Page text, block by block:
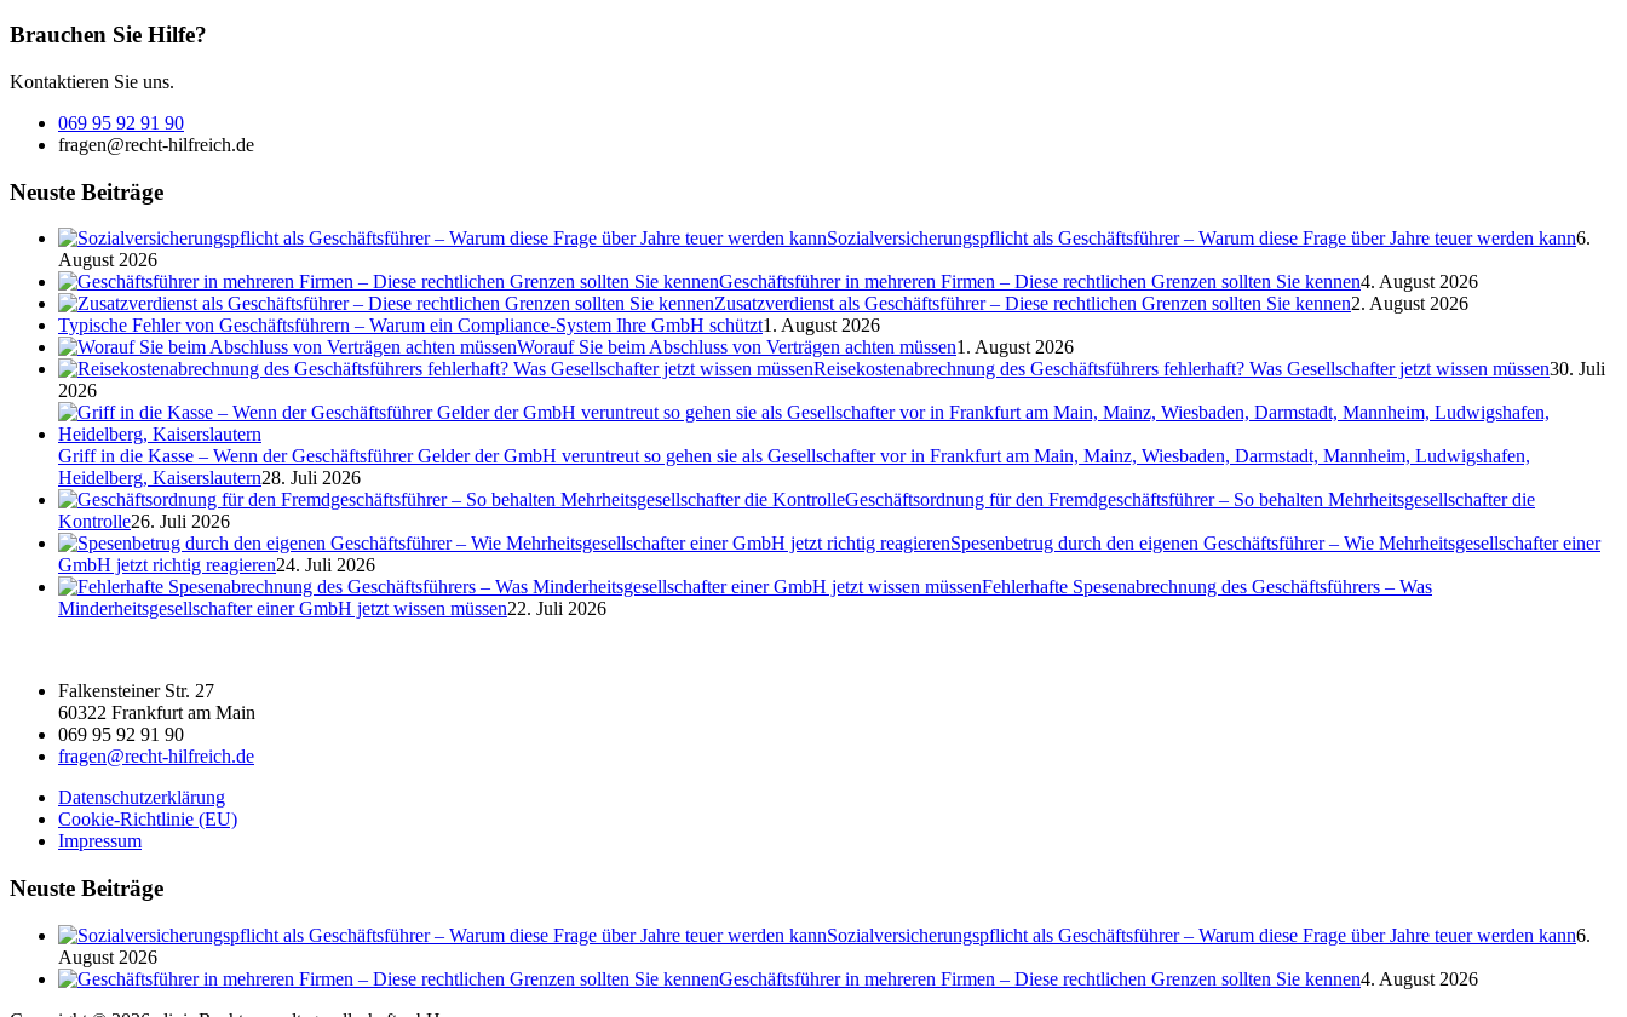
Brauchen Sie Hilfe?
Kontaktieren Sie uns.
069 95 92 91 90
fragen@recht-hilfreich.de
Neuste Beiträge
Sozialversicherungspflicht als Geschäftsführer – Warum diese Frage über Jahre teuer werden kann6.
August 2026
Geschäftsführer in mehreren Firmen – Diese rechtlichen Grenzen sollten Sie kennen4. August 2026
Zusatzverdienst als Geschäftsführer – Diese rechtlichen Grenzen sollten Sie kennen2. August 2026
Typische Fehler von Geschäftsführern – Warum ein Compliance-System Ihre GmbH schützt1. August 2026
Worauf Sie beim Abschluss von Verträgen achten müssen1. August 2026
Reisekostenabrechnung des Geschäftsführers fehlerhaft? Was Gesellschafter jetzt wissen müssen30. Juli
2026
Griff in die Kasse – Wenn der Geschäftsführer Gelder der GmbH veruntreut so gehen sie als Gesellschafter vor in Frankfurt am Main, Mainz, Wiesbaden, Darmstadt, Mannheim, Ludwigshafen,
Heidelberg, Kaiserslautern28. Juli 2026
Geschäftsordnung für den Fremdgeschäftsführer – So behalten Mehrheitsgesellschafter die
Kontrolle26. Juli 2026
Spesenbetrug durch den eigenen Geschäftsführer – Wie Mehrheitsgesellschafter einer
GmbH jetzt richtig reagieren24. Juli 2026
Fehlerhafte Spesenabrechnung des Geschäftsführers – Was
Minderheitsgesellschafter einer GmbH jetzt wissen müssen22. Juli 2026
Falkensteiner Str. 27
60322 Frankfurt am Main
069 95 92 91 90
fragen@recht-hilfreich.de
Datenschutzerklärung
Cookie-Richtlinie (EU)
Impressum
Neuste Beiträge
Sozialversicherungspflicht als Geschäftsführer – Warum diese Frage über Jahre teuer werden kann6.
August 2026
Geschäftsführer in mehreren Firmen – Diese rechtlichen Grenzen sollten Sie kennen4. August 2026